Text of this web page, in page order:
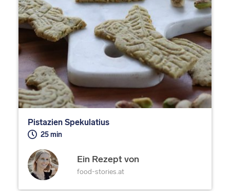
Pistazien Spekulatius
25 min
Ein Rezept von
food-stories.at